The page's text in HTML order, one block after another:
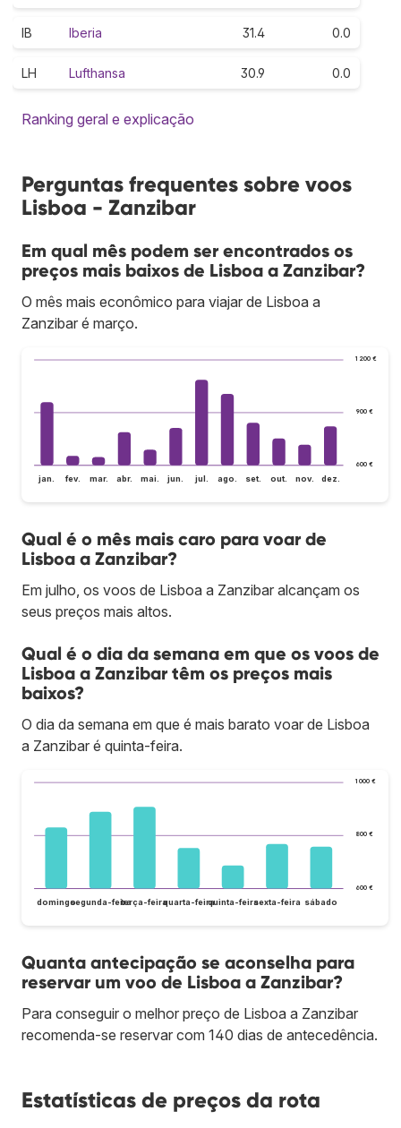
IB Iberia 31.4 0.0
LH Lufthansa 30.9 0.0
Ranking geral e explicação
Perguntas frequentes sobre voos
Lisboa - Zanzibar
Em qual mês podem ser encontrados os
preços mais baixos de Lisboa a Zanzibar?
O mês mais econômico para viajar de Lisboa a
Zanzibar é março.
600 €
900 €
1 200 €
jan. fev. mar. abr. mai. jun. jul. ago. set. out. nov. dez.
Qual é o mês mais caro para voar de
Lisboa a Zanzibar?
Em julho, os voos de Lisboa a Zanzibar alcançam os
seus preços mais altos.
Qual é o dia da semana em que os voos de
Lisboa a Zanzibar têm os preços mais
baixos?
O dia da semana em que é mais barato voar de Lisboa
a Zanzibar é quinta-feira.
600 €
800 €
1 000 €
domingosegunda-feiraterça-feiraquarta-feiraquinta-feirasexta-feira sábado
Quanta antecipação se aconselha para
reservar um voo de Lisboa a Zanzibar?
Para conseguir o melhor preço de Lisboa a Zanzibar
recomenda-se reservar com 140 dias de antecedência.
Estatísticas de preços da rota